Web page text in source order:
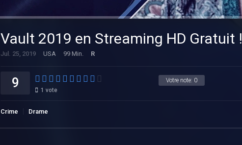
Vault 2019 en Streaming HD Gratuit !
Jul. 25, 2019 USA 99 Min. R
Votre note: 0
9 1 vote
Crime Drame